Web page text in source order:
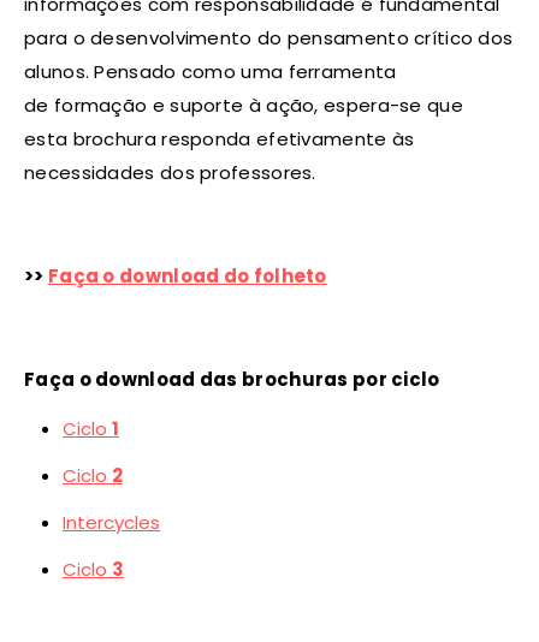
para o desenvolvimento do pensamento crítico dos
alunos. Pensado como uma ferramenta
de formação e suporte à ação, espera-se que
esta brochura responda efetivamente às
necessidades dos professores.
>> Faça o download do folheto
Faça o download das brochuras por ciclo
Ciclo 1
Ciclo 2
Intercycles
Ciclo 3